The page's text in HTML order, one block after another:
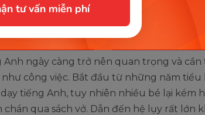
tư vấn miễn phí
tiếng Anh một cách thụ
Anh ngày càng trở nên quan trọng và
công việc. Bắt đầu từ những năm
tiếng Anh, tuy nhiên nhiều bé lại kém
chán qua sách vở. Dẫn đến hệ lụy rất lớn